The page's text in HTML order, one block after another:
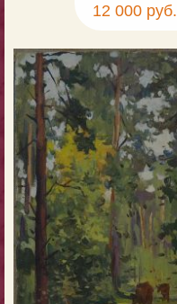
12 000 руб.